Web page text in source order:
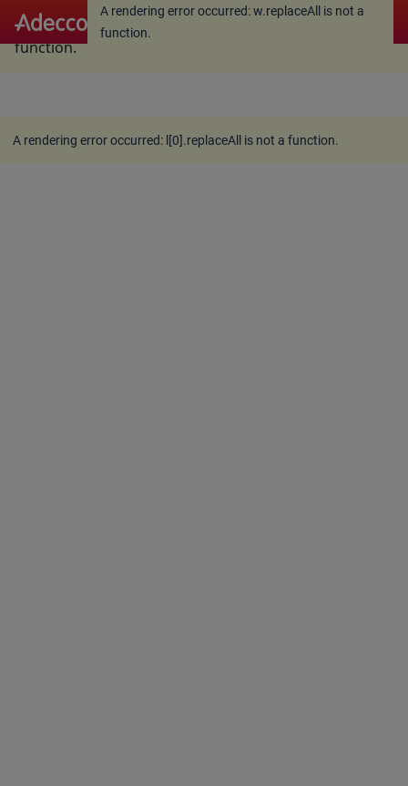
A rendering error occurred:
function.
A rendering error occurred:w.replaceAll is not a
function.
A rendering error occurred: l[0].replaceAll is not a function.